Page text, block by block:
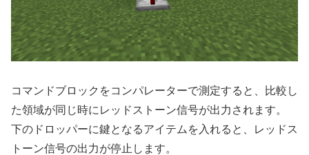
コマンドブロックをコンパレーターで測定すると、比較し
た領域が同じ時にレッドストーン信号が出力されます。
下のドロッパーに鍵となるアイテムを入れると、レッドス
トーン信号の出力が停止します。